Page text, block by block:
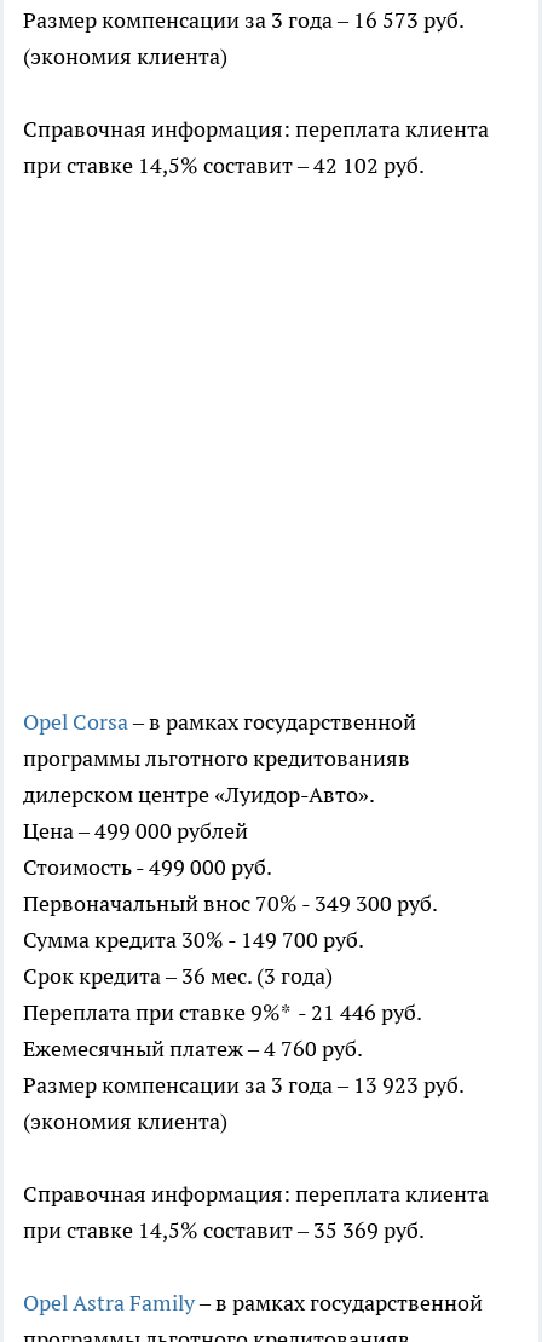
Размер компенсации за 3 года – 16 573 руб.
(экономия клиента)
Справочная информация: переплата клиента
при ставке 14,5% составит – 42 102 руб.
Opel Corsa– в рамках государственной
программы льготного кредитованияв
дилерском центре «Луидор-Авто».
Цена – 499 000 рублей
Стоимость - 499 000 руб.
Первоначальный внос 70% - 349 300 руб.
Сумма кредита 30% - 149 700 руб.
Срок кредита – 36 мес. (3 года)
Переплата при ставке 9%* - 21 446 руб.
Ежемесячный платеж – 4 760 руб.
Размер компенсации за 3 года – 13 923 руб.
(экономия клиента)
Справочная информация: переплата клиента
при ставке 14,5% составит – 35 369 руб.
Opel Astra Family– в рамках государственной